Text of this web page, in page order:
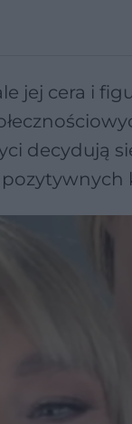
jej cera i
decydują